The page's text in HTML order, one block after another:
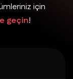
için
geçin!